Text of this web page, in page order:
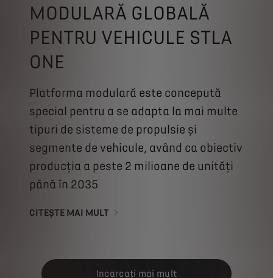
MODULARĂ GLOBALĂ
PENTRU VEHICULE STLA
ONE
Platforma modulară este concepută
special pentru a se adapta la mai multe
tipuri de sisteme de propulsie și
segmente de vehicule, având ca obiectiv
producția a peste 2 milioane de unități
până în 2035
CITEȘTE MAI MULT
Incarcați mai mult